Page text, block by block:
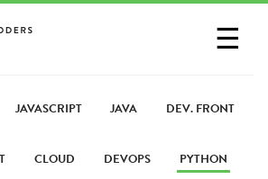
☰
PARTAGER UN LIEN
JAVASCRIPT JAVA DEV. FRONT
CLOUD DEVOPS PYTHON